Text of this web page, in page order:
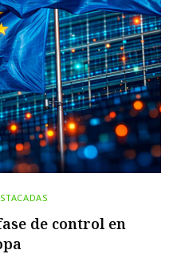
de control en